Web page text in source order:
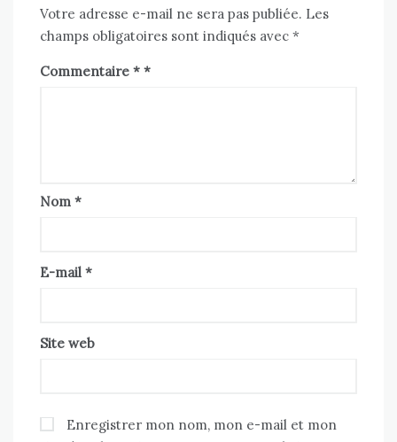
Votre adresse e-mail ne sera pas publiée. Les
champs obligatoires sont indiqués avec *
Commentaire *
Nom *
E-mail *
Site web
Enregistrer mon nom, mon e-mail et mon